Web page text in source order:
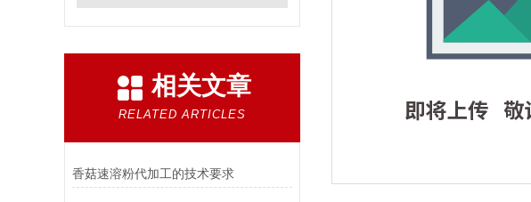
相关文章
RELATED ARTICLES
香菇速溶粉代加工的技术要求